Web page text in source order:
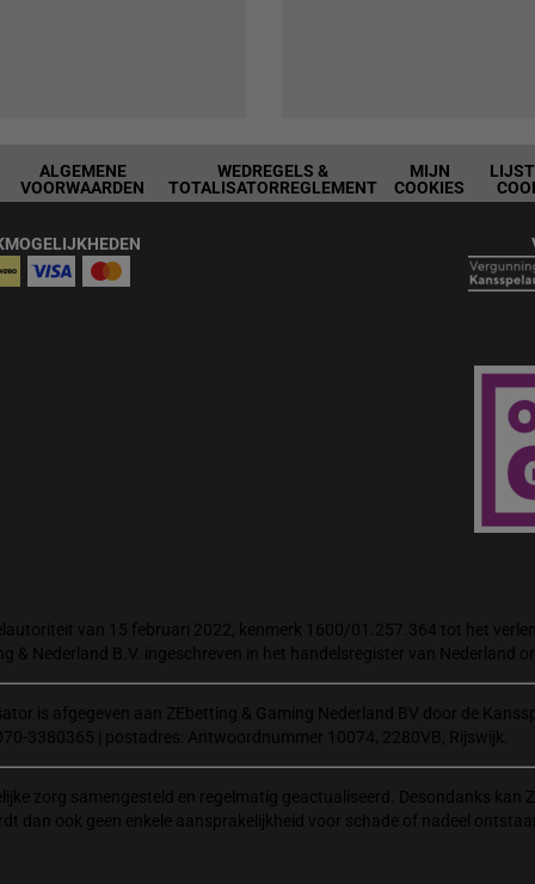
ALGEMENE
VOORWAARDEN
WEDREGELS &
TOTALISATORREGLEMENT
MIJN
COOKIES
van 15 februari 2022, kenmerk 1600/01.257.364 tot het
& Nederland B.V. ingeschreven in het handelsregister van Nederland
is afgegeven aan ZEbetting & Gaming Nederland BV door de
3380365 | postadres: Antwoordnummer 10074, 2280VB, Rijswijk.
zorg samengesteld en regelmatig geactualiseerd. Desondanks kan
dan ook geen enkele aansprakelijkheid voor schade of nadeel